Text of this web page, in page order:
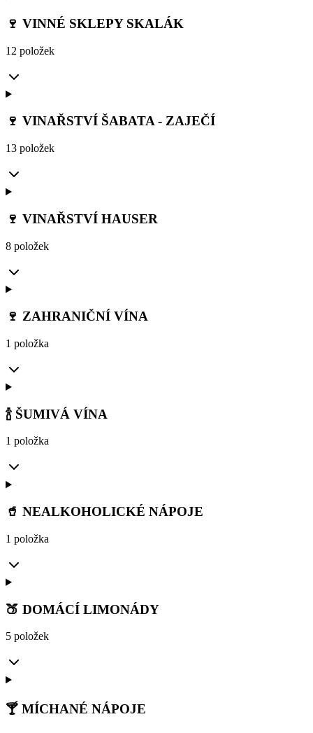
🍷 VINNÉ SKLEPY SKALÁK
12 položek
🍷 VINAŘSTVÍ ŠABATA - ZAJEČÍ
13 položek
🍷 VINAŘSTVÍ HAUSER
8 položek
🍷 ZAHRANIČNÍ VÍNA
1 položka
🍾 ŠUMIVÁ VÍNA
1 položka
🥤 NEALKOHOLICKÉ NÁPOJE
1 položka
🍑 DOMÁCÍ LIMONÁDY
5 položek
🍸 MÍCHANÉ NÁPOJE